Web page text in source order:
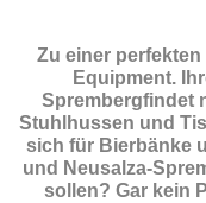
Zu einer
Equipment.
Sprembergfindet
Stuhlhussen und
sich für Bierbänke
und Neusalza-
sollen? Gar kein